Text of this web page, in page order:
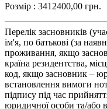
Розмір : 3412400,00 грн.
Перелік засновників
ім'я, по батькові (за
проживання, якщо
країна резидентства,
код, якщо засновник –
встановлення вимоги
підпису під час
юридичної особи та/або